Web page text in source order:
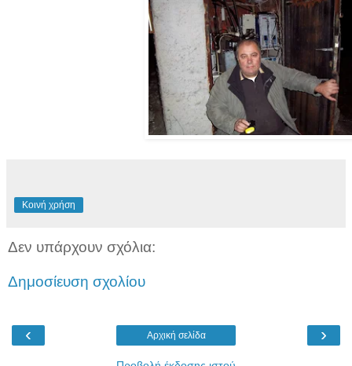
Κοινή χρήση
Δεν υπάρχουν σχόλια:
Δημοσίευση σχολίου
‹ ›
Αρχική σελίδα